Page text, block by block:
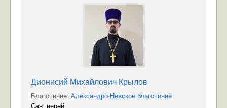
Дионисий Михайлович Крылов
Благочиние: Александро-Невское благочиние
Сан: иерей